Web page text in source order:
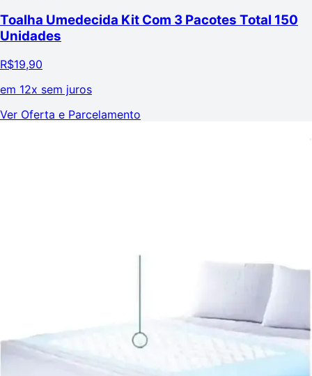
Toalha Umedecida Kit Com 3 Pacotes Total 150
Unidades
R$19,90
em 12x sem juros
Ver Oferta e Parcelamento